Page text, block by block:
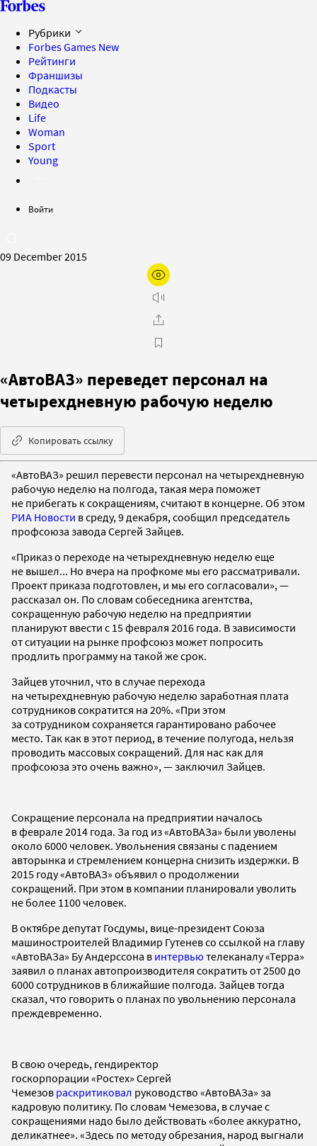
Рубрики
Forbes Games New
Рейтинги
Франшизы
Подкасты
Видео
Life
Woman
Sport
Young
Войти
09 December 2015
«АвтоВАЗ» переведет персонал на
четырехдневную рабочую неделю
Копировать ссылку
«АвтоВАЗ» решил перевести персонал на четырехдневную
рабочую неделю на полгода, такая мера поможет
не прибегать к сокращениям, считают в концерне. Об этом
РИА Новости в среду, 9 декабря, сообщил председатель
профсоюза завода Сергей Зайцев.
«Приказ о переходе на четырехдневную неделю еще
не вышел... Но вчера на профкоме мы его рассматривали.
Проект приказа подготовлен, и мы его согласовали», —
рассказал он. По словам собеседника агентства,
сокращенную рабочую неделю на предприятии
планируют ввести с 15 февраля 2016 года. В зависимости
от ситуации на рынке профсоюз может попросить
продлить программу на такой же срок.
Зайцев уточнил, что в случае перехода
на четырехдневную рабочую неделю заработная плата
сотрудников сократится на 20%. «При этом
за сотрудником сохраняется гарантировано рабочее
место. Так как в этот период, в течение полугода, нельзя
проводить массовых сокращений. Для нас как для
профсоюза это очень важно», — заключил Зайцев.
Сокращение персонала на предприятии началось
в феврале 2014 года. За год из «АвтоВАЗа» были уволены
около 6000 человек. Увольнения связаны с падением
авторынка и стремлением концерна снизить издержки. В
2015 году «АвтоВАЗ» объявил о продолжении
сокращений. При этом в компании планировали уволить
не более 1100 человек.
В октябре депутат Госдумы, вице-президент Союза
машиностроителей Владимир Гутенев со ссылкой на главу
«АвтоВАЗа» Бу Андерссона в интервью телеканалу «Терра»
заявил о планах автопроизводителя сократить от 2500 до
6000 сотрудников в ближайшие полгода. Зайцев тогда
сказал, что говорить о планах по увольнению персонала
преждевременно.
В свою очередь, гендиректор
госкорпорации «Ростех» Сергей
Чемезов раскритиковал руководство «АвтоВАЗа» за
кадровую политику. По словам Чемезова, в случае с
сокращениями надо было действовать «более аккуратно,
деликатнее». «Здесь по методу обрезания, народ выгнали